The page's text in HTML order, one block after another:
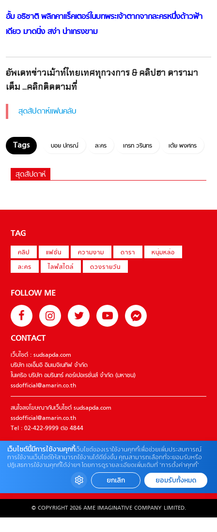
อั้ม อธิชาติ พลิกคาแร็คเตอร์ในบทพระเจ้าตากจากละครหนึ่งด้าวฟ้า
เดียว มาดนิ่ง สง่า น่าเกรงขาม
อัพเดทข่าวเม้าท์ไทยเทศทุกวงการ & คลิปฮา ดารามา
เต็ม ...คลิกติดตามที่
สุดสัปดาห์แฟนคลับ
บอย ปกรณ์ ละคร เกรท วรินทร เต้ย พงศกร
สุดสัปดาห์
TAG
คลิป แฟชั่น ความงาม ดารา
หนุ่มหล่อ
ละคร
ไลฟ์สไตล์ ดวงรายวัน
FOLLOW ME
CONTACT
เว็บไซต์ : sudsapda.com
บริษัท เอเอ็มอี อิมเมจิเนทีฟ จำกัด
ในเครือ บริษัท อมรินทร์ คอร์เปอเรชั่นส์ จำกัด (มหาชน)
ssdofficial@amarin.co.th
สนใจลงโฆษณากับเว็บไซต์ sudsapda.com
ssdofficial@amarin.co.th
Tel : 02-422-9999 ต่อ 4844
ติดต่อแจ้งปัญหาหรือร้องเรียน
02-422-9999 ต่อ 4180
(จันทร์ – ศุกร์ เวลา 09.00 – 18.00 น)
© COPYRIGHT 2026 AME IMAGINATIVE COMPANY LIMITED.
เว็บไซต์นี้มีการใช้งานคุกกี้เว็บไซต์ของเราใช้งานคุกกี้เพื่อช่วยเพิ่มประสบการณ์
การใช้งานเว็บไซต์ให้สามารถใช้งานได้ดียิ่งขึ้น คุณสามารถเลือกที่จะยอมรับหรือ
ปฏิเสธการใช้งานคุกกี้ได้ง่ายๆ โดยการดูรายละเอียดเพิ่มเติมที่ “การตั้งค่าคุกกี้”
ยกเลิก ยอมรับทั้งหมด